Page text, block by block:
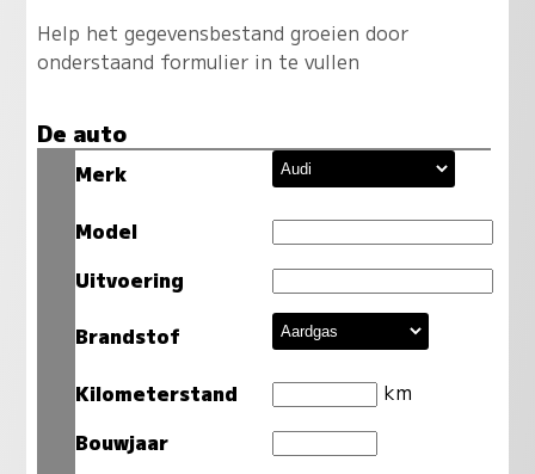
Help het gegevensbestand groeien door
onderstaand formulier in te vullen
De auto
Merk
Model
Uitvoering
Brandstof
Kilometerstand
km
Bouwjaar